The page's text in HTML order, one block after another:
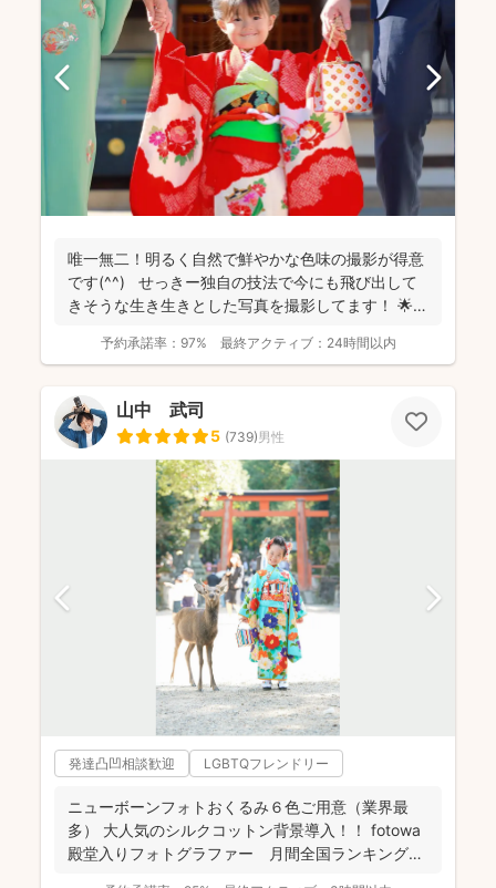
唯一無二！明るく自然で鮮やかな色味の撮影が得意
です(^^) せっきー独自の技法で今にも飛び出して
きそうな生き生きとした写真を撮影してます！ 🌟屋
予約承諾率： 97% 最終アクティブ： 24時間以内
山中 武司
5 (739)男性
発達凸凹相談歓迎 LGBTQフレンドリー
ニューボーンフォトおくるみ６色ご用意（業界最
多） 大人気のシルクコットン背景導入！！ fotowa
殿堂入りフォトグラファー 月間全国ランキング１